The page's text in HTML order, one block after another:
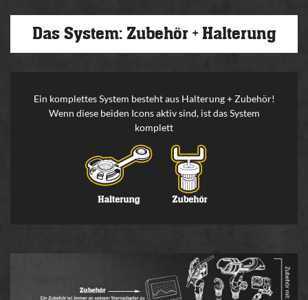
Das System: Zubehör + Halterung
Ein komplettes System besteht aus Halterung + Zubehör!
Wenn diese beiden Icons aktiv sind, ist das System
komplett